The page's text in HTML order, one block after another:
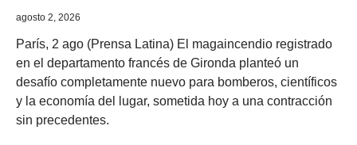
agosto 2, 2026
París, 2 ago (Prensa Latina) El magaincendio registrado
en el departamento francés de Gironda planteó un
desafío completamente nuevo para bomberos, científicos
y la economía del lugar, sometida hoy a una contracción
sin precedentes.